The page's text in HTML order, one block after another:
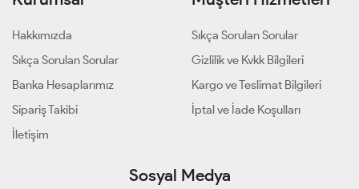
Hakkımızda
Sıkça Sorulan Sorular
Banka Hesaplarımız
Sipariş Takibi
İletişim
Sıkça Sorulan Sorular
Gizlilik ve Kvkk Bilgileri
Kargo ve Teslimat Bilgileri
İptal ve İade Koşulları
Sosyal Medya